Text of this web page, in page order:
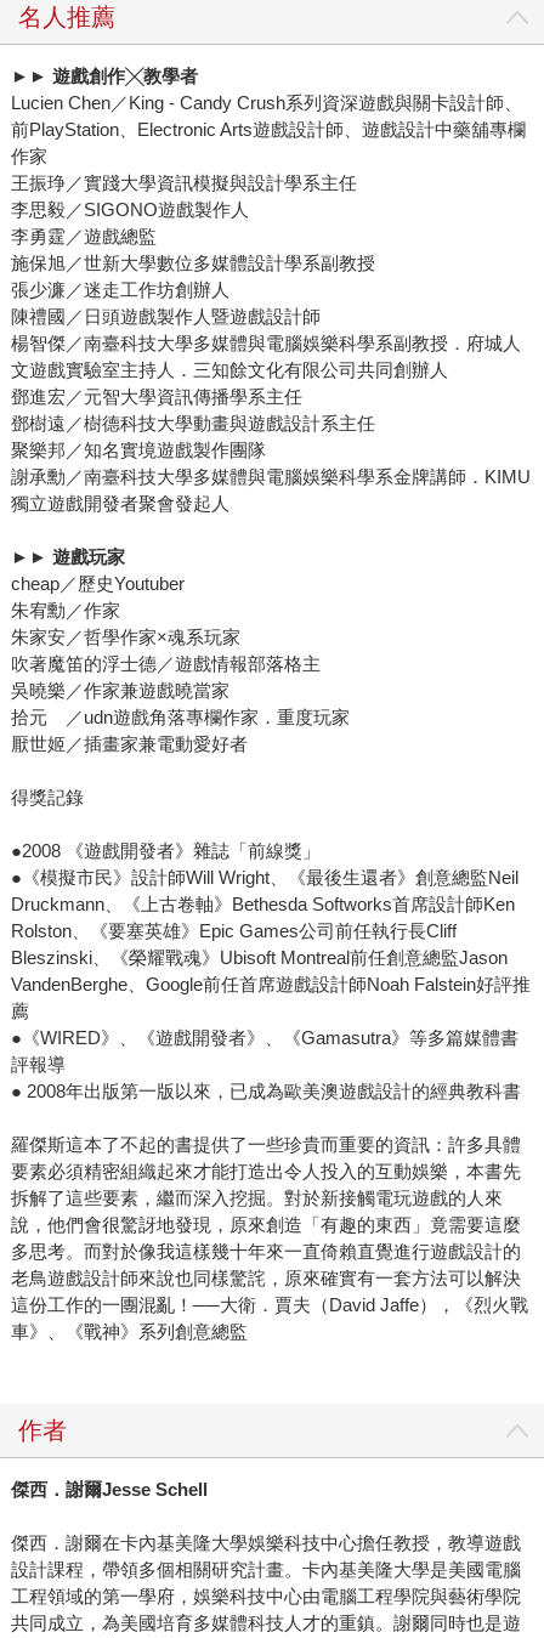
名人推薦
►► 遊戲創作╳教學者
Lucien Chen／King - Candy Crush系列資深遊戲與關卡設計師、
前PlayStation、Electronic Arts遊戲設計師、遊戲設計中藥舖專欄
作家
王振琤／實踐大學資訊模擬與設計學系主任
李思毅／SIGONO遊戲製作人
李勇霆／遊戲總監
施保旭／世新大學數位多媒體設計學系副教授
張少濂／迷走工作坊創辦人
陳禮國／日頭遊戲製作人暨遊戲設計師
楊智傑／南臺科技大學多媒體與電腦娛樂科學系副教授．府城人
文遊戲實驗室主持人．三知餘文化有限公司共同創辦人
鄧進宏／元智大學資訊傳播學系主任
鄧樹遠／樹德科技大學動畫與遊戲設計系主任
聚樂邦／知名實境遊戲製作團隊
謝承勳／南臺科技大學多媒體與電腦娛樂科學系金牌講師．KIMU
獨立遊戲開發者聚會發起人
►► 遊戲玩家
cheap／歷史Youtuber
朱宥勳／作家
朱家安／哲學作家×魂系玩家
吹著魔笛的浮士德／遊戲情報部落格主
吳曉樂／作家兼遊戲曉當家
拾元 ／udn遊戲角落專欄作家．重度玩家
厭世姬／插畫家兼電動愛好者
得獎記錄
●2008 《遊戲開發者》雜誌「前線獎」
●《模擬市民》設計師Will Wright、《最後生還者》創意總監Neil
Druckmann、《上古卷軸》Bethesda Softworks首席設計師Ken
Rolston、《要塞英雄》Epic Games公司前任執行長Cliff
Bleszinski、《榮耀戰魂》Ubisoft Montreal前任創意總監Jason
VandenBerghe、Google前任首席遊戲設計師Noah Falstein好評推
薦
●《WIRED》、《遊戲開發者》、《Gamasutra》等多篇媒體書
評報導
● 2008年出版第一版以來，已成為歐美澳遊戲設計的經典教科書
羅傑斯這本了不起的書提供了一些珍貴而重要的資訊：許多具體
要素必須精密組織起來才能打造出令人投入的互動娛樂，本書先
拆解了這些要素，繼而深入挖掘。對於新接觸電玩遊戲的人來
說，他們會很驚訝地發現，原來創造「有趣的東西」竟需要這麼
多思考。而對於像我這樣幾十年來一直倚賴直覺進行遊戲設計的
老鳥遊戲設計師來說也同樣驚詫，原來確實有一套方法可以解決
這份工作的一團混亂！──大衛．賈夫（David Jaffe），《烈火戰
車》、《戰神》系列創意總監
作者
傑西．謝爾Jesse Schell
傑西．謝爾在卡內基美隆大學娛樂科技中心擔任教授，教導遊戲
設計課程，帶領多個相關研究計畫。卡內基美隆大學是美國電腦
工程領域的第一學府，娛樂科技中心由電腦工程學院與藝術學院
共同成立，為美國培育多媒體科技人才的重鎮。謝爾同時也是遊